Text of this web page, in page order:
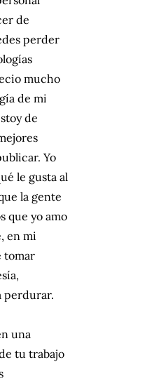
de
perder
mucho
de mi
de
Yo
le gusta al
la gente
que yo amo
en mi
tomar
perdurar.
una
tu trabajo